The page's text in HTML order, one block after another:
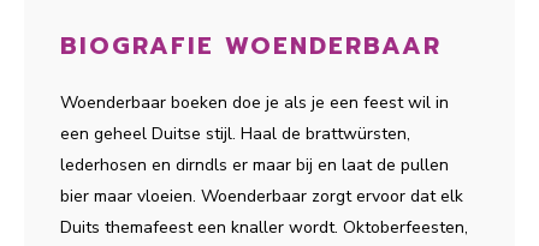
BIOGRAFIE WOENDERBAAR
Woenderbaar boeken doe je als je een feest wil in
een geheel Duitse stijl. Haal de brattwürsten,
lederhosen en dirndls er maar bij en laat de pullen
bier maar vloeien. Woenderbaar zorgt ervoor dat elk
Duits themafeest een knaller wordt. Oktoberfeesten,